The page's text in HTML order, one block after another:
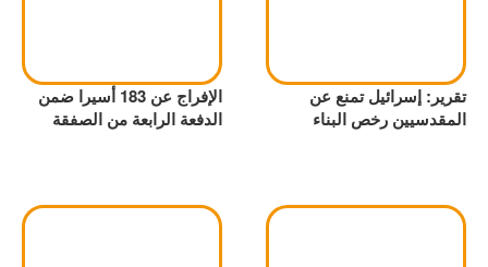
تقرير: إسرائيل تمنع عن
المقدسيين رخص البناء
الإفراج عن 183 أسيرا ضمن
الدفعة الرابعة من الصفقة